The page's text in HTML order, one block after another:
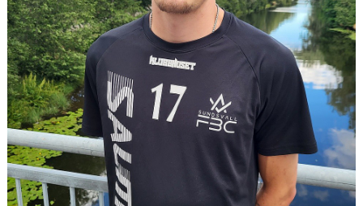
SARGVAKTSCHEMA
FÖRENINGSPRODUKTEN
MEDLEMSKAP